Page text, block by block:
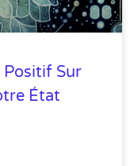
Positif Sur
État